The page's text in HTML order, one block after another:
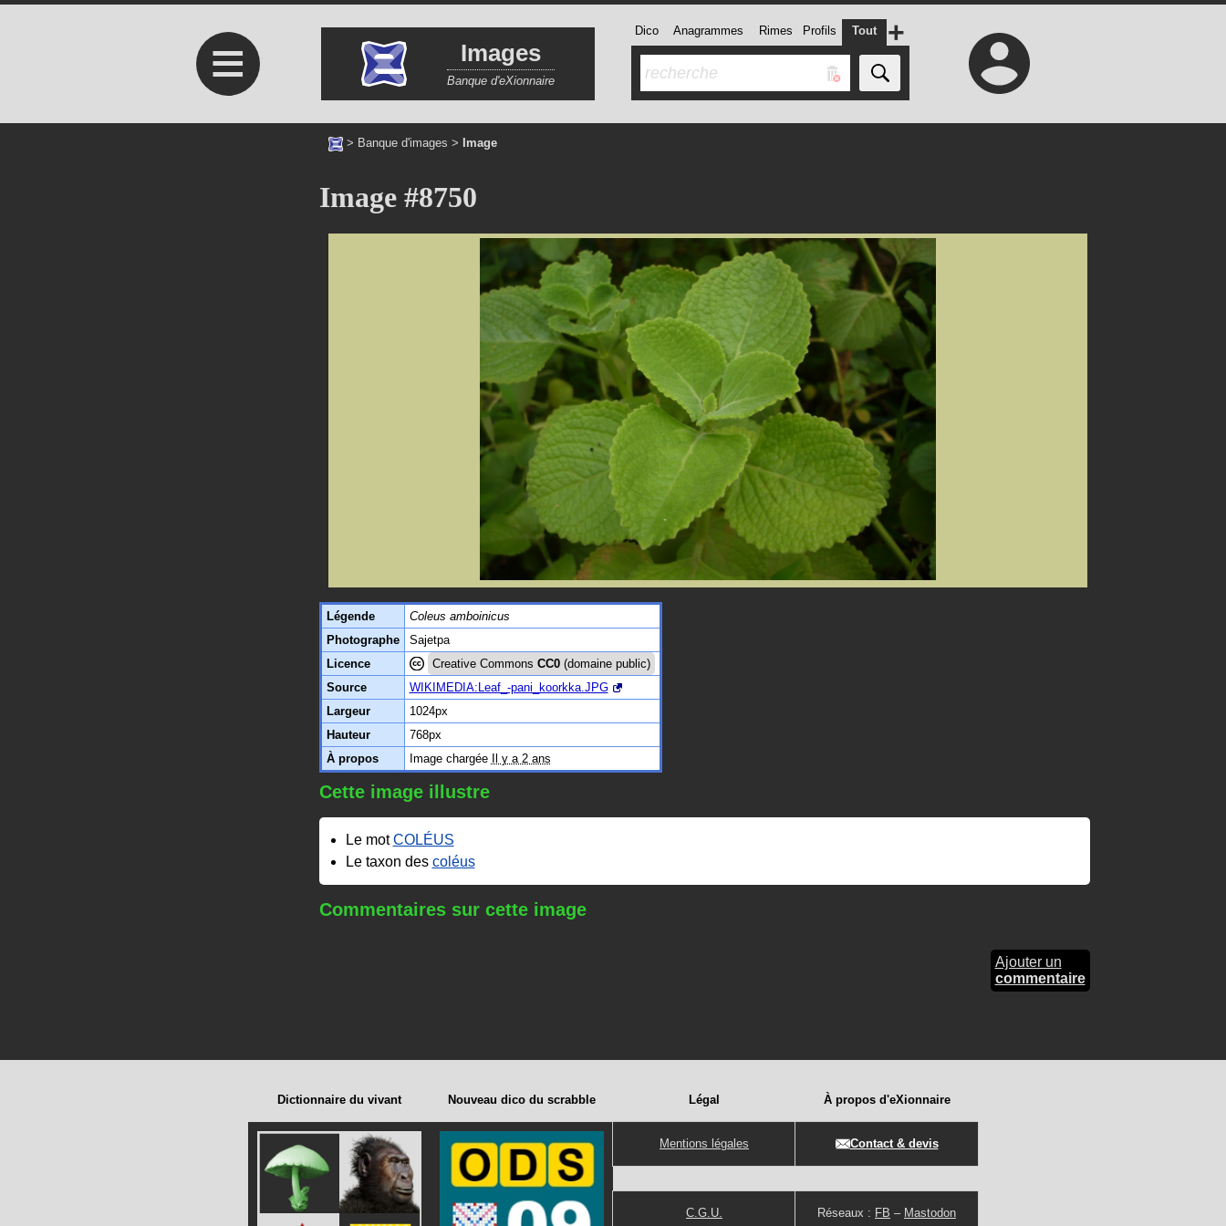
≡ Images
Banque d'eXionnaire
Dico Anagrammes Rimes Profils Tout +
> Banque d'images > Image
Image #8750
Légende
Coleus amboinicus
Photographe
Sajetpa
Licence
Creative Commons CC0(domaine public)
Source
WIKIMEDIA:Leaf_-pani_koorkka.JPG
Largeur
1024px
Hauteur
768px
À propos
Image chargée Il y a 2 ans
Cette image illustre
Le motCOLÉUS
Le taxon des coléus
Commentaires sur cette image
Ajouter un
commentaire
Dictionnaire du vivant Nouveau dico du scrabble Légal
Mentions légales
C.G.U.
À propos d'eXionnaire
Contact & devis
Réseaux : FB – Mastodon